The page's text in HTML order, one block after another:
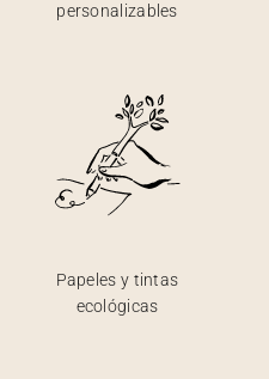
personalizables
Papeles y tintas
ecológicas